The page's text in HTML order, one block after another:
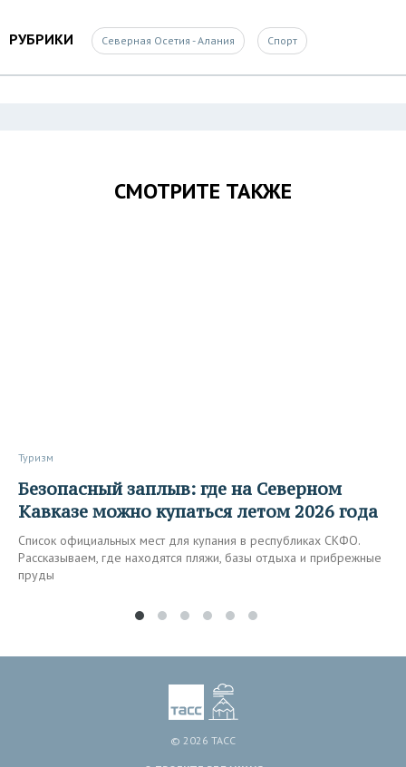
РУБРИКИ Северная Осетия - Алания Спорт
СМОТРИТЕ ТАКЖЕ
Туризм
Безопасный заплыв: где на Северном
Кавказе можно купаться летом 2026 года
Список официальных мест для купания в республиках СКФО.
Рассказываем, где находятся пляжи, базы отдыха и прибрежные
пруды
© 2026 ТАСС